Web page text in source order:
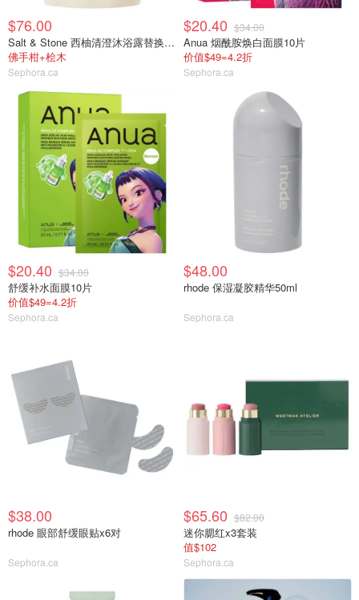
$76.00
Salt & Stone 西柚清澄沐浴露替换装956ml
佛手柑+桧木
Sephora.ca
$20.40 $34.00
Anua 烟酰胺焕白面膜10片
价值$49=4.2折
Sephora.ca
$20.40 $34.00
舒缓补水面膜10片
价值$49=4.2折
Sephora.ca
$48.00
rhode 保湿凝胶精华50ml
Sephora.ca
$38.00
rhode 眼部舒缓眼贴x6对
Sephora.ca
$65.60 $82.00
迷你腮红x3套装
值$102
Sephora.ca